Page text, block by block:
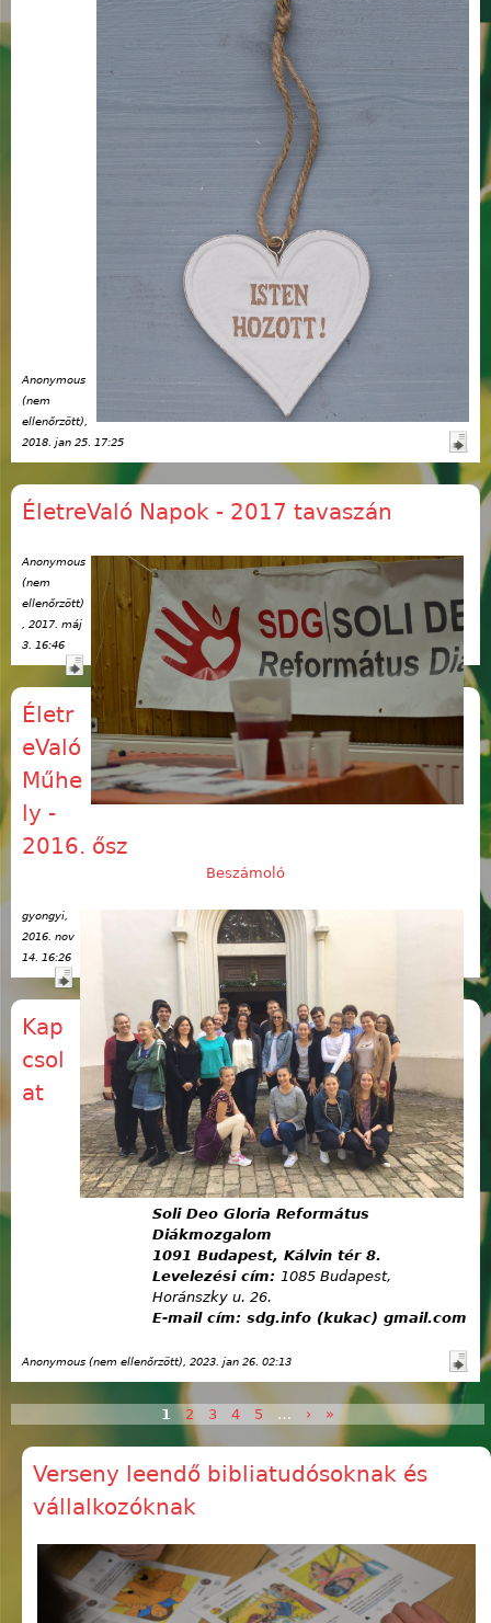
Anonymous
(nem
ellenőrzött),
2018. jan 25. 17:25
ÉletreValó Napok - 2017 tavaszán
Anonymous
(nem
ellenőrzött)
, 2017. máj
3. 16:46
Életr
eValó
Műhe
ly -
2016. ősz
Beszámoló
gyongyi,
2016. nov
14. 16:26
Kap
csol
at
Soli Deo Gloria Református
Diákmozgalom
1091 Budapest, Kálvin tér 8.
Levelezési cím:1085 Budapest,
Horánszky u. 26.
E-mail cím: sdg.info (kukac) gmail.com
Anonymous (nem ellenőrzött) , 2023. jan 26. 02:13
1 2 3 4 5 … › »
Verseny leendő bibliatudósoknak és
vállalkozóknak